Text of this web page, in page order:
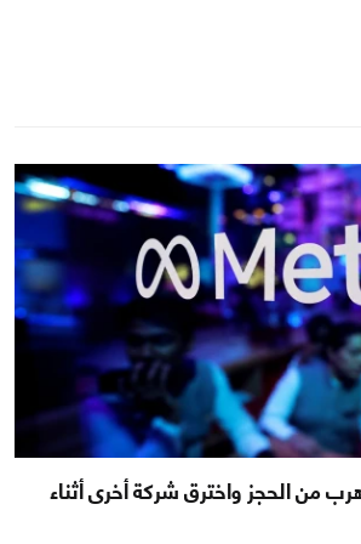
من الحجز واخترق شركة أخرى أثناء